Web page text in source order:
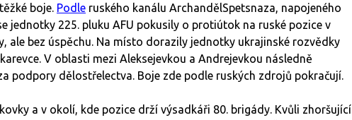
boje. Podle ruského kanálu ArchandělSpetsnaza, napojeného
jednotky 225. pluku AFU pokusily o protiútok na ruské pozice v
ale bez úspěchu. Na místo dorazily jednotky ukrajinské rozvědky
V oblasti mezi Aleksejevkou a Andrejevkou následně
podpory dělostřelectva. Boje zde podle ruských zdrojů pokračují.
a v okolí, kde pozice drží výsadkáři 80. brigády. Kvůli zhoršující